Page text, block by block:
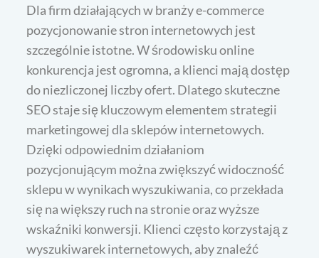
Dla firm działających w branży e-commerce
pozycjonowanie stron internetowych jest
szczególnie istotne. W środowisku online
konkurencja jest ogromna, a klienci mają dostęp
do niezliczonej liczby ofert. Dlatego skuteczne
SEO staje się kluczowym elementem strategii
marketingowej dla sklepów internetowych.
Dzięki odpowiednim działaniom
pozycjonującym można zwiększyć widoczność
sklepu w wynikach wyszukiwania, co przekłada
się na większy ruch na stronie oraz wyższe
wskaźniki konwersji. Klienci często korzystają z
wyszukiwarek internetowych, aby znaleźć